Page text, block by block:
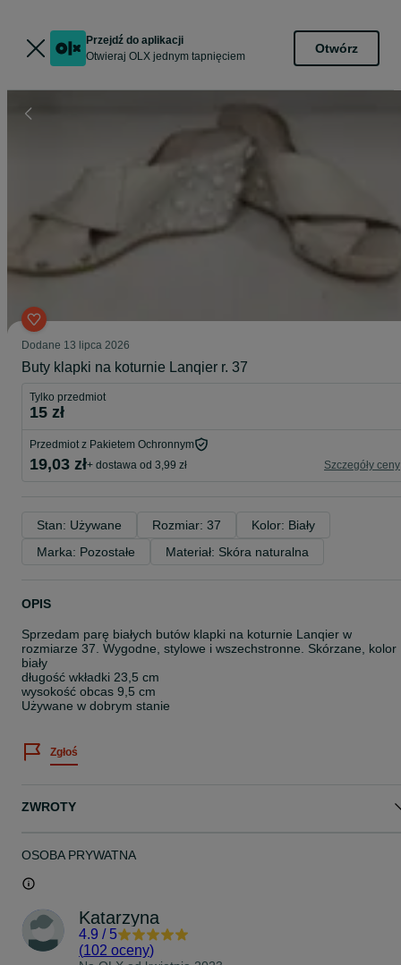
Przejdź do aplikacji
Otwieraj OLX jednym tapnięciem
Otwórz
Dodane 13 lipca 2026
Buty klapki na koturnie Lanqier r. 37
Tylko przedmiot
15 zł
Przedmiot z Pakietem Ochronnym
19,03 zł+ dostawa od 3,99 zł Szczegóły ceny
Stan: Używane Rozmiar: 37
Kolor: Biały
Marka: Pozostałe
Materiał: Skóra naturalna
OPIS
Sprzedam parę białych butów klapki na koturnie Lanqier w
rozmiarze 37. Wygodne, stylowe i wszechstronne. Skórzane, kolor
biały
długość wkładki 23,5 cm
wysokość obcas 9,5 cm
Używane w dobrym stanie
Zgłoś
ZWROTY
OSOBA PRYWATNA
Katarzyna
4.9 / 5
(102 oceny)